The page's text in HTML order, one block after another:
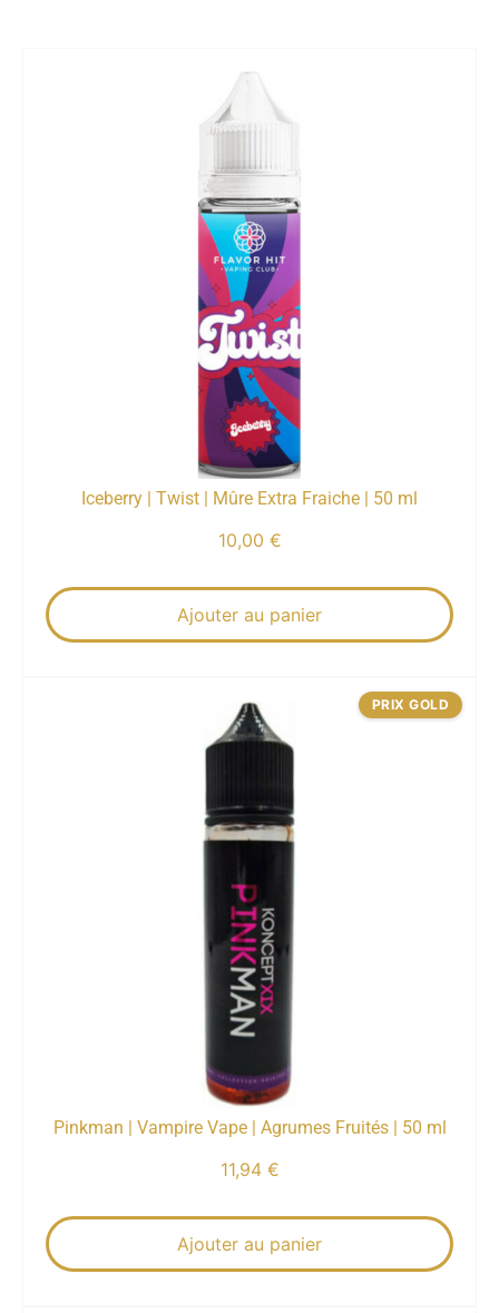
Iceberry | Twist | Mûre Extra Fraiche | 50 ml
10,00 €
Ajouter au panier
Pinkman | Vampire Vape | Agrumes Fruités | 50 ml
11,94 €
Ajouter au panier
PRIX GOLD